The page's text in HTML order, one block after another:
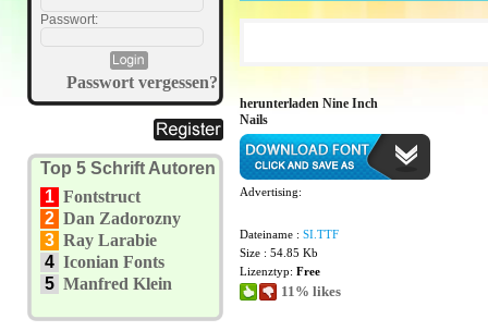
Passwort:
Passwort vergessen?
Top 5 Schrift Autoren
1 Fontstruct
2 Dan Zadorozny
3 Ray Larabie
4 Iconian Fonts
5 Manfred Klein
herunterladen Nine Inch
Nails
Advertising:
Dateiname : SI.TTF
Size : 54.85 Kb
Lizenztyp: Free
11% likes